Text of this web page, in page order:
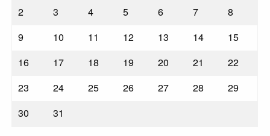
2
3 4 5 6 7
8
9
10 11 12 13 14
15
16
17 18 19 20 21
22
23
24 25 26 27 28
29
30
31